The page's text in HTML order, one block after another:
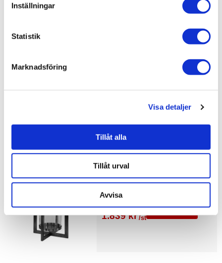
Inställningar
Statistik
Marknadsföring
Visa detaljer
Tillåt alla
Tillåt urval
Avvisa
Hem & inredning / Belysning / Dekorationsbelysning /
Hem & inredning / Inredning /
Ljusstakar & lyktor
Hem & inredning /
Liknande produkter
2.163 kr
1.839 kr /st